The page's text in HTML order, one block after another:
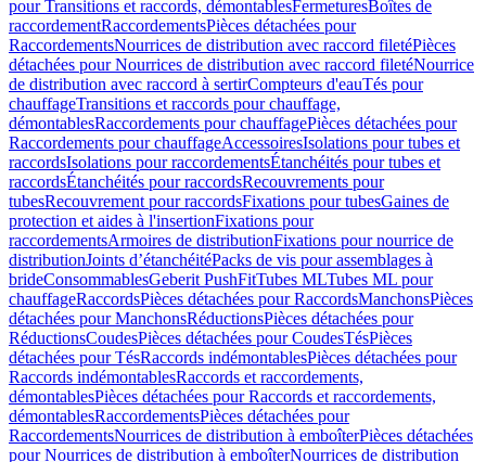
pour Transitions et raccords, démontablesFermeturesBoîtes de
raccordementRaccordementsPièces détachées pour
RaccordementsNourrices de distribution avec raccord filetéPièces
détachées pour Nourrices de distribution avec raccord filetéNourrice
de distribution avec raccord à sertirCompteurs d'eauTés pour
chauffageTransitions et raccords pour chauffage,
démontablesRaccordements pour chauffagePièces détachées pour
Raccordements pour chauffageAccessoiresIsolations pour tubes et
raccordsIsolations pour raccordementsÉtanchéités pour tubes et
raccordsÉtanchéités pour raccordsRecouvrements pour
tubesRecouvrement pour raccordsFixations pour tubesGaines de
protection et aides à l'insertionFixations pour
raccordementsArmoires de distributionFixations pour nourrice de
distributionJoints d’étanchéitéPacks de vis pour assemblages à
brideConsommablesGeberit PushFitTubes MLTubes ML pour
chauffageRaccordsPièces détachées pour RaccordsManchonsPièces
détachées pour ManchonsRéductionsPièces détachées pour
RéductionsCoudesPièces détachées pour CoudesTésPièces
détachées pour TésRaccords indémontablesPièces détachées pour
Raccords indémontablesRaccords et raccordements,
démontablesPièces détachées pour Raccords et raccordements,
démontablesRaccordementsPièces détachées pour
RaccordementsNourrices de distribution à emboîterPièces détachées
pour Nourrices de distribution à emboîterNourrices de distribution